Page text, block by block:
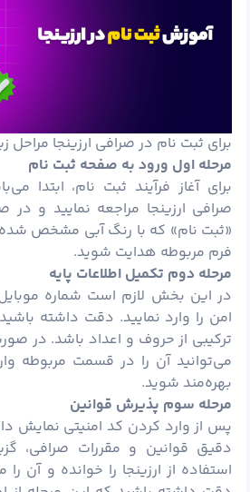
برای ثبت نام در صرافی ارزینجا مراحل
مرحله اول ورود به صفحه ثبت نام
برای آغاز فرآیند ثبت نام، ابتدا
صرافی ارزینجا مراجعه نمایید و
«ثبت نام» که با رنگ آبی مشخص شده
فرم مربوطه هدایت شوید.
مرحله دوم تکمیل اطلاعات پایه
در این بخش لازم است شماره
امن را وارد نمایید. دقت داشته
ترکیبی از حروف و اعداد باشد. در
می‌توانید آن را در قسمت مربوطه
بهره‌مند شوید.
مرحله سوم پذیرش قوانین
پس از وارد کردن کد امنیتی نمایش
دقیق قوانین و مقررات صرافی،
استفاده از ارزینجا را خوانده و آن